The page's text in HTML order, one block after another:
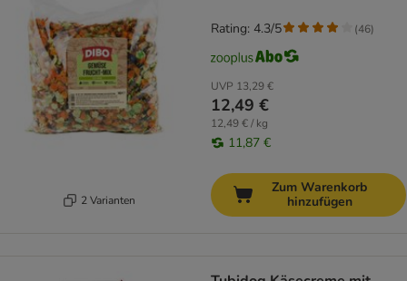
2 Varianten
UVP 13,29 €
12,49 €
12,49 € / kg
11,87 €
Rating: 4.3/5 (46)
Zum Warenkorb
hinzufügen